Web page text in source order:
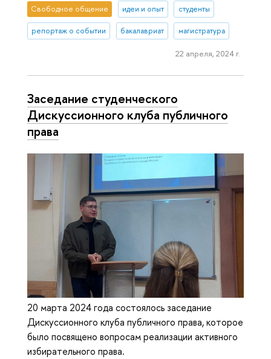
Свободное общение идеи и опыт студенты
репортаж о событии бакалавриат магистратура
22 апреля, 2024 г.
Заседание студенческого
Дискуссионного клуба публичного
права
20 марта 2024 года состоялось заседание
Дискуссионного клуба публичного права, которое
было посвящено вопросам реализации активного
избирательного права.